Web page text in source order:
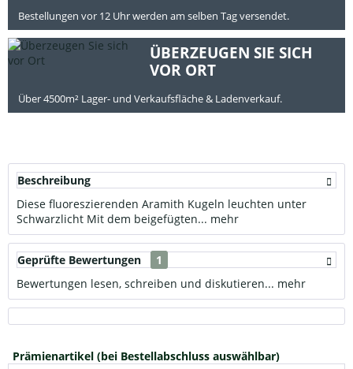
Bestellungen vor 12 Uhr werden am selben Tag versendet.
ÜBERZEUGEN SIE SICH
VOR ORT
Über 4500m² Lager- und Verkaufsfläche & Ladenverkauf.
Beschreibung
Diese fluoreszierenden Aramith Kugeln leuchten unter
Schwarzlicht Mit dem beigefügten... mehr
Geprüfte Bewertungen
1
Bewertungen lesen, schreiben und diskutieren... mehr
Prämienartikel (bei Bestellabschluss auswählbar)